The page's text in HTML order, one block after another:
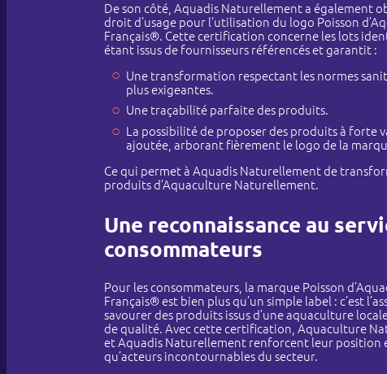
De son côté, Aquadis Naturellement a également
droit d’usage pour l’utilisation du logo Poisson
Français®. Cette certification concerne les lots
étant issus de fournisseurs référencés et garantit :
Une transformation respectant les normes
plus exigeantes.
Une traçabilité parfaite des produits.
La possibilité de proposer des produits à forte
ajoutée, arborant fièrement le logo de la
Ce qui permet à Aquadis Naturellement de
produits d’Aquaculture Naturellement.
Une reconnaissance au
consommateurs
Pour les consommateurs, la marque Poisson
Français® est bien plus qu’un simple label : c’est
savourer des produits issus d’une aquaculture
de qualité. Avec cette certification, Aquaculture
et Aquadis Naturellement renforcent leur position
qu’acteurs incontournables du secteur.